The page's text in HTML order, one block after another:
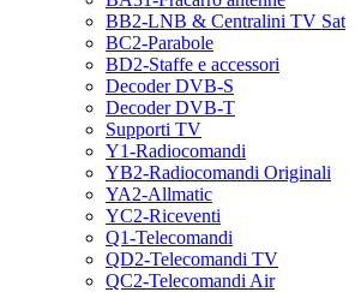
BB2-LNB & Centralini TV Sat
BC2-Parabole
BD2-Staffe e accessori
Decoder DVB-S
Decoder DVB-T
Supporti TV
Y1-Radiocomandi
YB2-Radiocomandi Originali
YA2-Allmatic
YC2-Riceventi
Q1-Telecomandi
QD2-Telecomandi TV
QC2-Telecomandi Air